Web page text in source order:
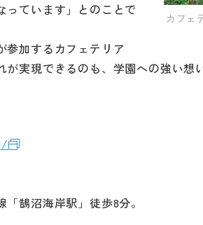
カフェ
っています」とのことで
参加するカフェテリア
実現できるのも、学園への強い想
鵠沼海岸駅」徒歩8分。